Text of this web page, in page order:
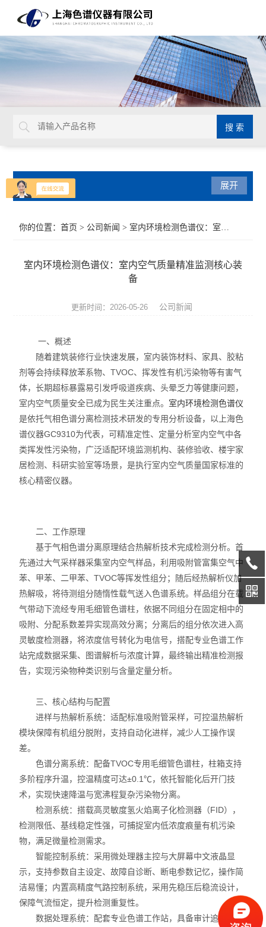
产品分类
液相色谱仪
水份测定仪
微波消解/萃取仪
色谱配套设备
光谱配件耗材
实验室设备
展开
你的位置：首页 > 公司新闻 > 室内环境检测色谱仪：室内空气质量精准监测核心装备
室内环境检测色谱仪：室内空气质量精准监测核心装
备
更新时间：2026-05-26 公司新闻
一、概述
随着建筑装修行业快速发展，室内装饰材料、家具、胶粘
剂等会持续释放苯系物、TVOC、挥发性有机污染物等有害气
体，长期超标暴露易引发呼吸道疾病、头晕乏力等健康问题，
室内空气质量安全已成为民生关注重点。 室内环境检测色谱仪
是依托气相色谱分离检测技术研发的专用分析设备，以上海色
谱仪器GC9310为代表，可精准定性、定量分析室内空气中各
类挥发性污染物，广泛适配环境监测机构、装修验收、楼宇家
居检测、科研实验室等场景，是执行室内空气质量国家标准的
核心精密仪器。
二、工作原理
基于气相色谱分离原理结合热解析技术完成检测分析。首
先通过大气采样器采集室内空气样品，利用吸附管富集空气中
苯、甲苯、二甲苯、TVOC等挥发性组分；随后经热解析仪加
热解吸，将待测组分随惰性载气送入色谱系统。样品组分在载
气带动下流经专用毛细管色谱柱，依据不同组分在固定相中的
吸附、分配系数差异实现高效分离；分离后的组分依次进入高
灵敏度检测器，将浓度信号转化为电信号，搭配专业色谱工作
站完成数据采集、图谱解析与浓度计算，最终输出精准检测报
告，实现污染物种类识别与含量定量分析。
三、核心结构与配置
进样与热解析系统：适配标准吸附管采样，可控温热解析
模块保障有机组分脱附，支持自动化进样，减少人工操作误
差。
色谱分离系统：配备TVOC专用毛细管色谱柱，柱箱支持
多阶程序升温，控温精度可达±0.1℃，依托智能化后开门技
术，实现快速降温与宽沸程复杂污染物分离。
检测系统：搭载高灵敏度氢火焰离子化检测器（FID），
检测限低、基线稳定性强，可捕捉室内低浓度痕量有机污染
物，满足微量检测需求。
智能控制系统：采用微处理器主控与大屏幕中文液晶显
示，支持参数自主设定、故障自诊断、断电参数记忆，操作简
洁易懂；内置高精度气路控制系统，采用先稳压后稳流设计，
保障气流恒定，提升检测重复性。
数据处理系统：配套专业色谱工作站，具备审计追踪、空